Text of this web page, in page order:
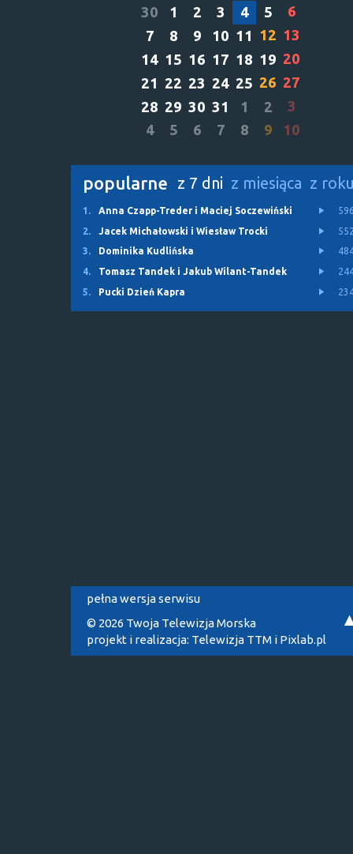
30 1 2 3 4 5
6
7
8 9 10 11 12 13
14 15 16 17 18 19 20
21 22 23 24 25 26 27
28 29 30 31 1 2
3
4
5 6 7 8 9 10
popularne z 7 dni z miesiąca z
1. Anna Czapp-Treder i Maciej Soczewiński
2.
Jacek Michałowski i Wiesław Trocki
3.
Dominika Kudlińska
4.
Tomasz Tandek i Jakub Wilant-Tandek
5.
Pucki Dzień Kapra
pełna wersja serwisu
© 2026 Twoja Telewizja Morska
projekt i realizacja: Telewizja TTM i Pixlab.pl